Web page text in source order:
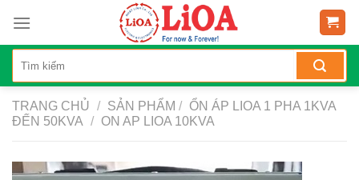
content
TRANG CHỦ / SẢN PHẨM / ỔN ÁP LIOA 1 PHA 1KVA
ĐẾN 50KVA / ON AP LIOA 10KVA